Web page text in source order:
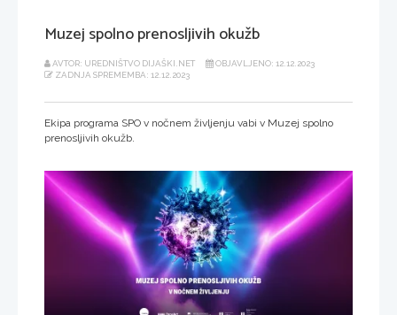
Muzej spolno prenosljivih okužb
AVTOR: UREDNIŠTVO DIJAŠKI.NET
OBJAVLJENO: 12.12.2023
ZADNJA SPREMEMBA: 12.12.2023
Ekipa programa SPO v nočnem življenju vabi v Muzej spolno
prenosljivih okužb.